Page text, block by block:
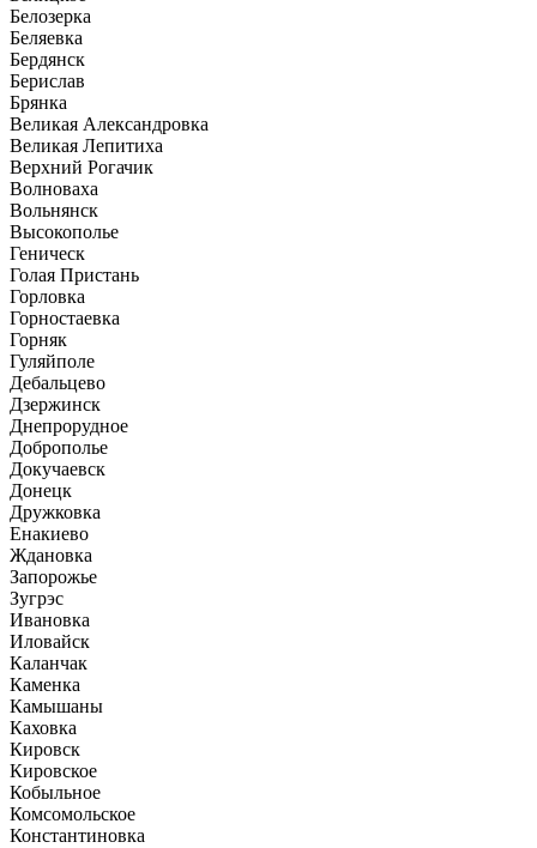
Белозерка
Беляевка
Бердянск
Берислав
Брянка
Великая Александровка
Великая Лепитиха
Верхний Рогачик
Волноваха
Вольнянск
Высокополье
Геническ
Голая Пристань
Горловка
Горностаевка
Горняк
Гуляйполе
Дебальцево
Дзержинск
Днепрорудное
Доброполье
Докучаевск
Донецк
Дружковка
Енакиево
Ждановка
Запорожье
Зугрэс
Ивановка
Иловайск
Каланчак
Каменка
Камышаны
Каховка
Кировск
Кировское
Кобыльное
Комсомольское
Константиновка